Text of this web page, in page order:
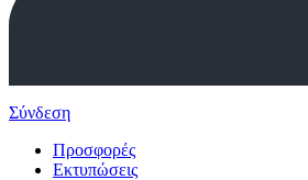
Σύνδεση
Προσφορές
Εκτυπώσεις